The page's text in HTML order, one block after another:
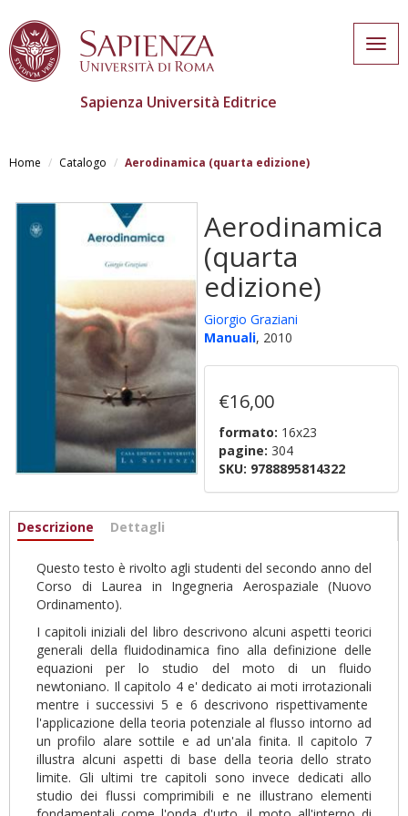
main
Sapienza Università Editrice
Home Catalogo Aerodinamica (quarta edizione)
Aerodinamica
(quarta
edizione)
Giorgio Graziani
Manuali, 2010
€16,00
formato: 16x23
pagine: 304
SKU: 9788895814322
Informazioni
Descrizione (active
Dettagli
Questo testo è rivolto agli studenti del secondo anno del
Corso di Laurea in Ingegneria Aerospaziale (Nuovo
Ordinamento).
I capitoli iniziali del libro descrivono alcuni aspetti teorici
generali della fluidodinamica fino alla definizione delle
equazioni per lo studio del moto di un fluido
newtoniano. Il capitolo 4 e' dedicato ai moti irrotazionali
mentre i successivi 5 e 6 descrivono rispettivamente
l'applicazione della teoria potenziale al flusso intorno ad
un profilo alare sottile e ad un'ala finita. Il capitolo 7
illustra alcuni aspetti di base della teoria dello strato
limite. Gli ultimi tre capitoli sono invece dedicati allo
studio dei flussi comprimibili e ne illustrano elementi